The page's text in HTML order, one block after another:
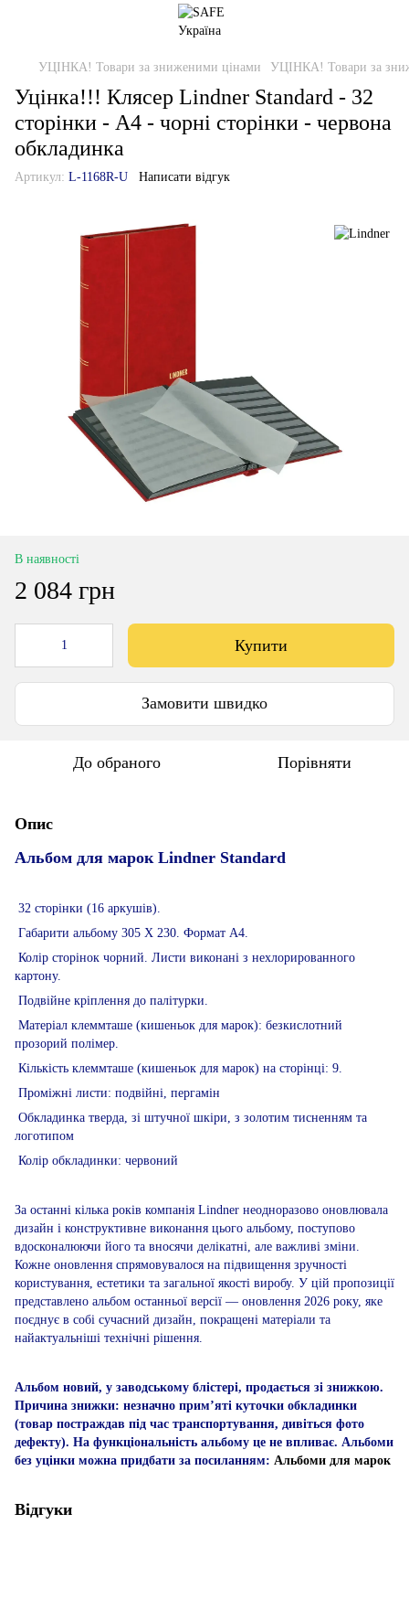
УЦІНКА! Товари за зниженими цінами УЦІНКА! Товари за
Уцінка!!! Клясер Lindner Standard - 32
сторінки - А4 - чорні сторінки - червона
обкладинка
Артикул: L-1168R-U Написати відгук
В наявності
2 084 грн
Купити
Замовити швидко
До обраного Порівняти
Опис
Альбом для марок Lindner Standard
32 сторінки (16 аркушів).
Габарити альбому 305 Х 230. Формат А4.
Колір сторінок чорний. Листи виконані з нехлорированного
картону.
Подвійне кріплення до палітурки.
Матеріал клеммташе (кишеньок для марок): безкислотний
прозорий полімер.
Кількість клеммташе (кишеньок для марок) на сторінці: 9.
Проміжні листи: подвійні, пергамін
Обкладинка тверда, зі штучної шкіри, з золотим тисненням та
логотипом
Колір обкладинки: червоний
За останні кілька років компанія Lindner неодноразово оновлювала
дизайн і конструктивне виконання цього альбому, поступово
вдосконалюючи його та вносячи делікатні, але важливі зміни.
Кожне оновлення спрямовувалося на підвищення зручності
користування, естетики та загальної якості виробу. У цій пропозиції
представлено альбом останньої версії — оновлення 2026 року, яке
поєднує в собі сучасний дизайн, покращені матеріали та
найактуальніші технічні рішення.
Альбом новий, у заводському блістері, продається зі знижкою.
Причина знижки: незначно прим’яті куточки обкладинки
(товар постраждав під час транспортування, дивіться фото
дефекту). На функціональність альбому це не впливає. Альбоми
без уцінки можна придбати за посиланням:​​​ Альбоми для марок
Відгуки